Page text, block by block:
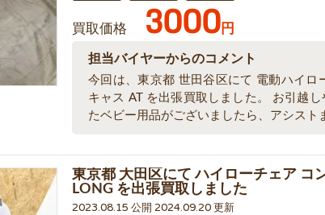
買取価格 3000円
担当バイヤーからのコメント
今回は、東京都 世田谷区にて 電動ハイロ
キャス AT を出張買取しました。 お引越
たベビー用品がございましたら、アシスト
東京都 大田区にて ハイローチェア コ
LONG を出張買取しました
2023.08.15 公開 2024.09.20 更新